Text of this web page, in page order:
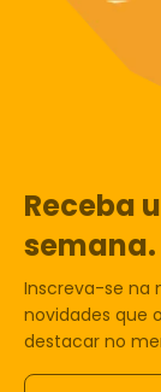
Receba
semana.
Inscreva-se na
novidades que
destacar no